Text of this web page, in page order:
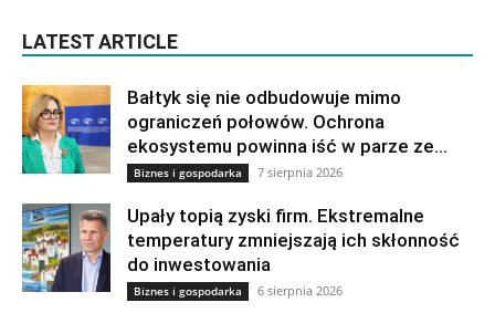
LATEST ARTICLE
Bałtyk się nie odbudowuje mimo
ograniczeń połowów. Ochrona
ekosystemu powinna iść w parze ze...
Biznes i gospodarka 7 sierpnia 2026
Upały topią zyski firm. Ekstremalne
temperatury zmniejszają ich skłonność
do inwestowania
Biznes i gospodarka 6 sierpnia 2026